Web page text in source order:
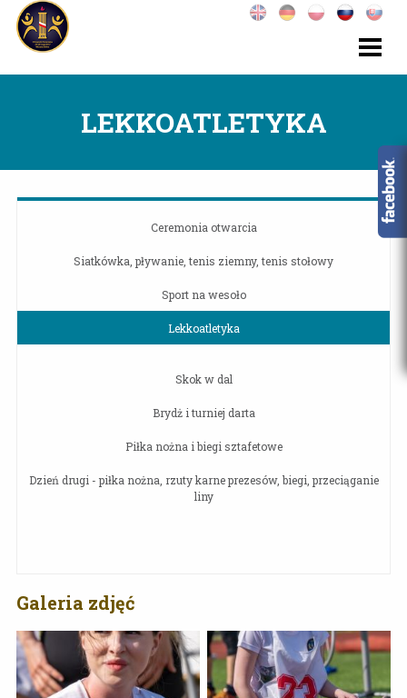
LEKKOATLETYKA
Ceremonia otwarcia
Siatkówka, pływanie, tenis ziemny, tenis stołowy
Sport na wesoło
Lekkoatletyka
Skok w dal
Brydż i turniej darta
Piłka nożna i biegi sztafetowe
Dzień drugi - piłka nożna, rzuty karne prezesów, biegi, przeciąganie
liny
Galeria zdjęć